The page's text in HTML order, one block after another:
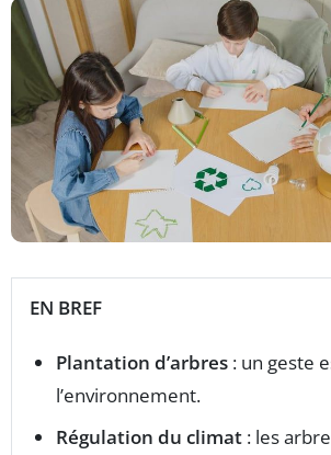
EN BREF
Plantation d’arbres : un geste
l’environnement.
Régulation du climat : les